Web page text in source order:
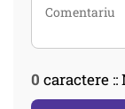
0 caractere